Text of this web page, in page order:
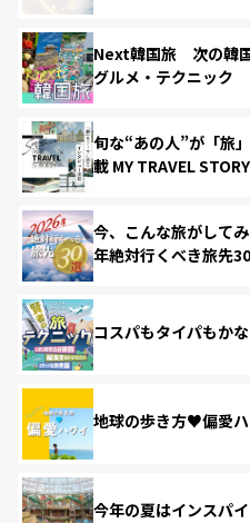
Next韓国旅 次の韓国
グルメ・テクニック
旬な“あの人”が「旅
載 MY TRAVEL STORY
今、こんな旅がして
年絶対行くべき旅先30
コスパもタイパもか
地球の歩き方♥偏愛
今年の夏はインスパイ